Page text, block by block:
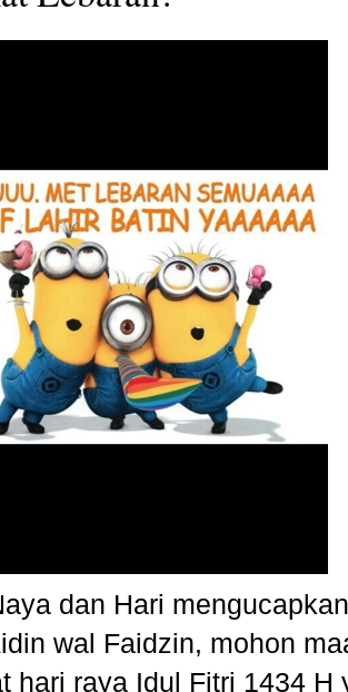
dan Hari
wal Faidzin, mohon
hari raya Idul Fitri 1434 H